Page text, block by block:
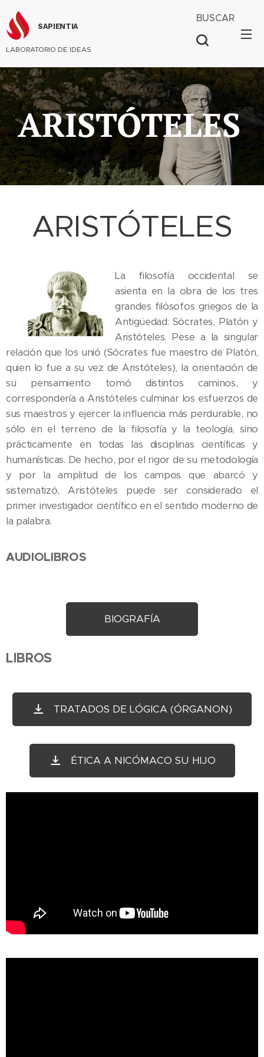
SAPIENTIA
LABORATORIO DE IDEAS
BUSCAR
ARISTÓTELES
ARISTÓTELES
La filosofía occidental se
asienta en la obra de los tres
grandes filósofos griegos de la
Antigüedad: Sócrates, Platón y
Aristóteles. Pese a la singular
relación que los unió (Sócrates fue maestro de Platón,
quien lo fue a su vez de Aristóteles), la orientación de
su pensamiento tomó distintos caminos, y
correspondería a Aristóteles culminar los esfuerzos de
sus maestros y ejercer la influencia más perdurable, no
sólo en el terreno de la filosofía y la teología, sino
prácticamente en todas las disciplinas científicas y
humanísticas. De hecho, por el rigor de su metodología
y por la amplitud de los campos que abarcó y
sistematizó, Aristóteles puede ser considerado el
primer investigador científico en el sentido moderno de
la palabra.
AUDIOLIBROS
BIOGRAFÍA
LIBROS
TRATADOS DE LÓGICA (ÓRGANON)
ÉTICA A NICÓMACO SU HIJO